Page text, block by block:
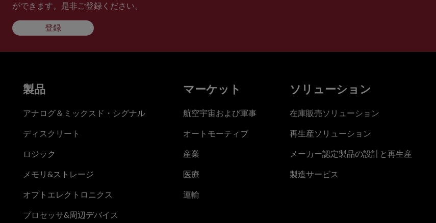
ができます。是非ご登録ください。
登録
製品
アナログ＆ミックスド・シグナル
ディスクリート
ロジック
メモリ&ストレージ
オプトエレクトロニクス
プロセッサ&周辺デバイス
マーケット
航空宇宙および軍事
オートモーティブ
産業
医療
運輸
ソリューション
在庫販売ソリューション
再生産ソリューション
メーカー認定製品の設計と再生産
製造サービス